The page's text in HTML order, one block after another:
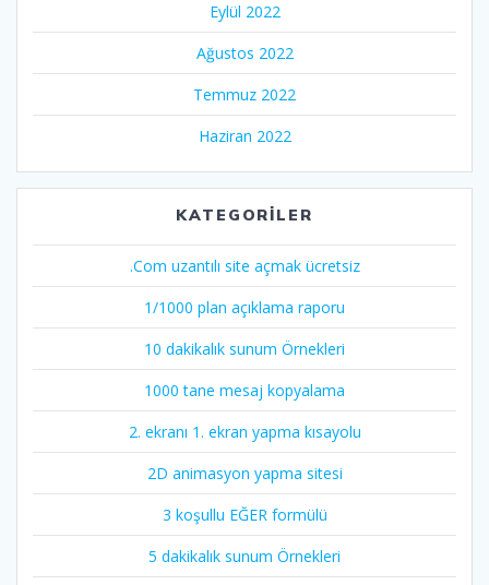
Eylül 2022
Ağustos 2022
Temmuz 2022
Haziran 2022
KATEGORILER
.Com uzantılı site açmak ücretsiz
1/1000 plan açıklama raporu
10 dakikalık sunum Örnekleri
1000 tane mesaj kopyalama
2. ekranı 1. ekran yapma kısayolu
2D animasyon yapma sitesi
3 koşullu EĞER formülü
5 dakikalık sunum Örnekleri